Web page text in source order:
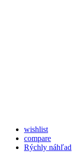
wishlist
compare
Rýchly náhľad